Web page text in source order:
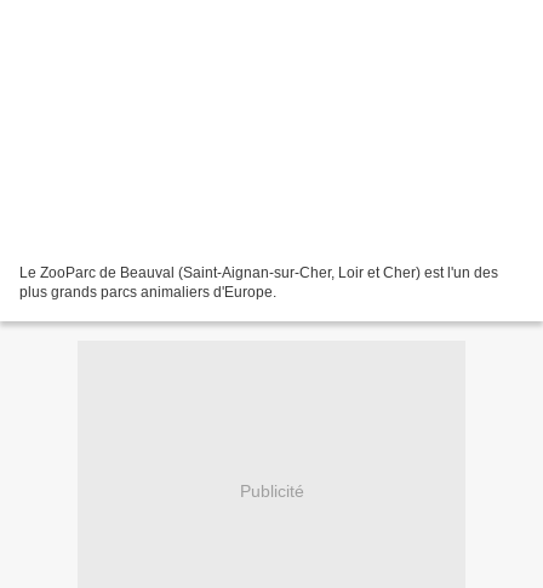
Le ZooParc de Beauval (Saint-Aignan-sur-Cher, Loir et Cher) est l'un des
plus grands parcs animaliers d'Europe.
Publicité